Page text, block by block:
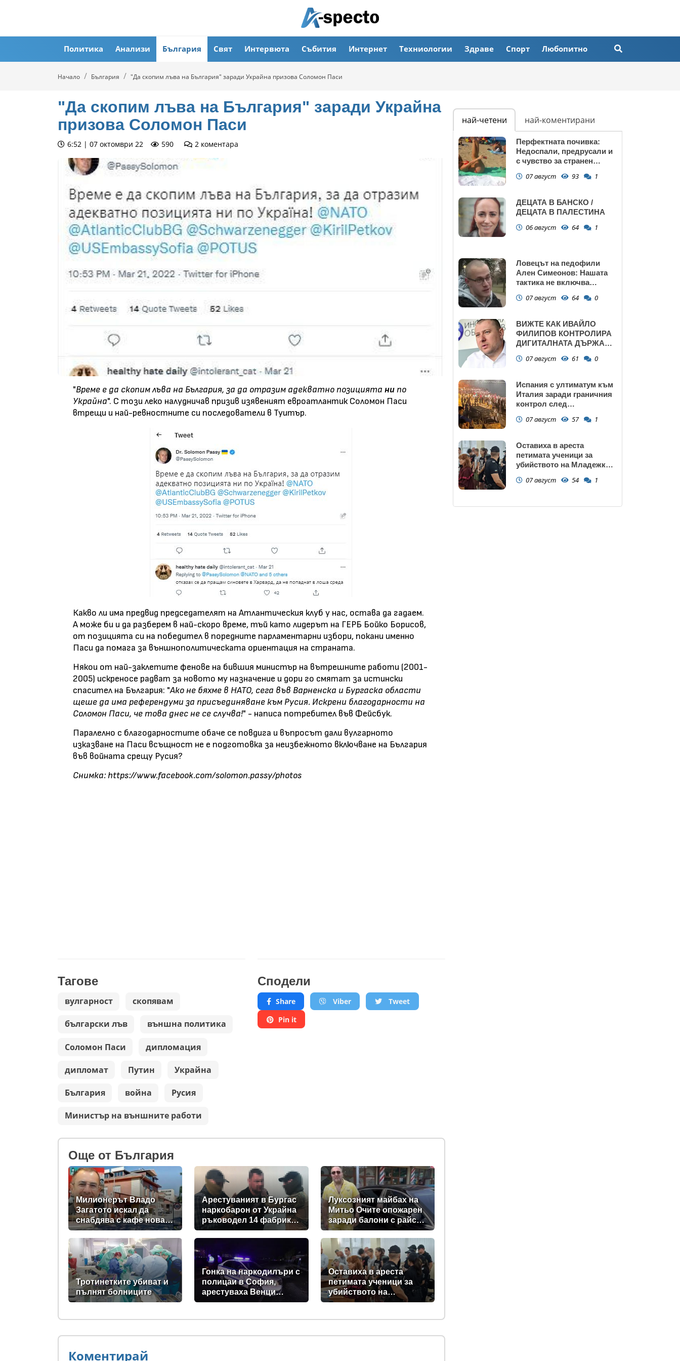
Политика Анализи България Свят Интервюта Събития Интернет Техниологии Здраве Спорт Любопитно
Начало България "Да скопим лъва на България" заради Украйна призова Соломон Паси
"Да скопим лъва на България" заради Украйна
призова Соломон Паси
6:52 | 07 октомври 22 590 2 коментара
"Време е да скопим лъва на България, за да отразим адекватно позицията нипо
Украйна". С този леко налудничав призив изявеният евроатлантик Соломон Паси
втрещи и най-ревностните си последователи в Туитър.
Какво ли има предвид председателят на Атлантическия клуб у нас, остава да гадаем.
А може би и да разберем в най-скоро време, тъй като лидерът на ГЕРБ Бойко Борисов,
от позицията си на победител в поредните парламентарни избори, покани именно
Паси да помага за външнополитическата ориентация на страната.
Някои от най-заклетите фенове на бившия министър на вътрешните работи (2001-
2005) искреносе радват за новото му назначение и дори го смятат за истински
спасител на България: "Ако не бяхме в НАТО, сега във Варненска и Бургаска области
щеше да има референдуми за присъединяване към Русия. Искрени благодарности на
Соломон Паси, че това днес не се случва!" - написа потребител във Фейсбук.
Паралелно с благодарностите обаче се повдига и въпросът дали вулгарното
изказване на Паси всъщност не е подготовка за неизбежното включване на България
във войната срещу Русия?
Снимка: https://www.facebook.com/solomon.passy/photos
Тагове
вулгарност скопявам
български лъв външна политика
Соломон Паси дипломация
дипломат Путин Украйна
България война Русия
Министър на външните работи
Сподели
Share Viber
Tweet
Pin it
Oще от България
Милионерът Владо
Загатото искал да
снабдява с кафе новата
власт
Арестуваният в Бургас
наркобарон от Украйна
ръководел 14 фабрики
за дрога в Европейския
съюз
Луксозният майбах на
Митьо Очите опожарен
заради балони с райски
газ
Тротинетките убиват и
пълнят болниците
Гонка на наркодилъри с
полицаи в София,
арестуваха Венци
"Белия негър" с 460 000
Оставиха в ареста
петимата ученици за
убийството на
Младежкия хълм:
гаврили се с него и го
Коментирай
най-четени най-коментирани
Перфектната почивка:
Недоспали, предрусали и
с чувство за странен
07 август 93 1
ДЕЦАТА В БАНСКО /
ДЕЦАТА В ПАЛЕСТИНА
06 август 64 1
Ловецът на педофили
Ален Симеонов: Нашата
тактика не включва
07 август 64 0
ВИЖТЕ КАК ИВАЙЛО
ФИЛИПОВ КОНТРОЛИРА
ДИГИТАЛНАТА ДЪРЖАВА
ПРАВИТЕЛСТВОТО?
07 август 61 0
Испания с ултиматум към
Италия заради граничния
контрол след
07 август 57 1
Оставиха в ареста
петимата ученици за
убийството на Младежкия
час, гаврили се с него и го
07 август 54 1